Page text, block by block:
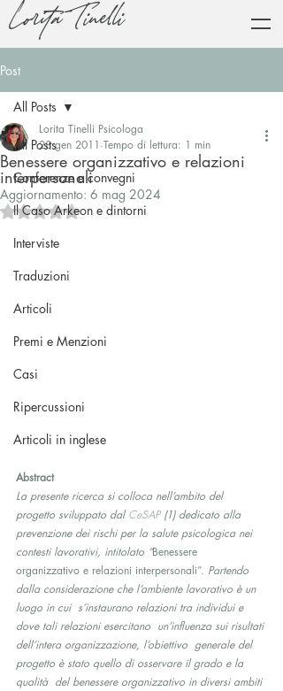
Lorita Tinelli
Post
All Posts
Conferenze e convegni
Il Caso Arkeon e dintorni
Interviste
Traduzioni
Articoli
Premi e Menzioni
Casi
Ripercussioni
Articoli in inglese
All Posts
Benessere organizzativo e relazioni
interpersonali
Lorita Tinelli Psicologa
28 gen 2011 Tempo di lettura: 1 min
Aggiornamento: 6 mag 2024
Valutazione NaN stelle su 5.
Abstract
La presente ricerca si colloca nell’ambito del
progetto sviluppato dal CeSAP (1) dedicato alla
prevenzione dei rischi per la salute psicologica nei
contesti lavorativi, intitolato “Benessere
organizzativo e relazioni interpersonali”. Partendo
dalla considerazione che l’ambiente lavorativo è un
luogo in cui  s’instaurano relazioni tra individui e
dove tali relazioni esercitano  un’influenza sui risultati
dell’intera organizzazione, l’obiettivo  generale del
progetto è stato quello di osservare il grado e la
qualità  del benessere organizzativo in diversi ambiti